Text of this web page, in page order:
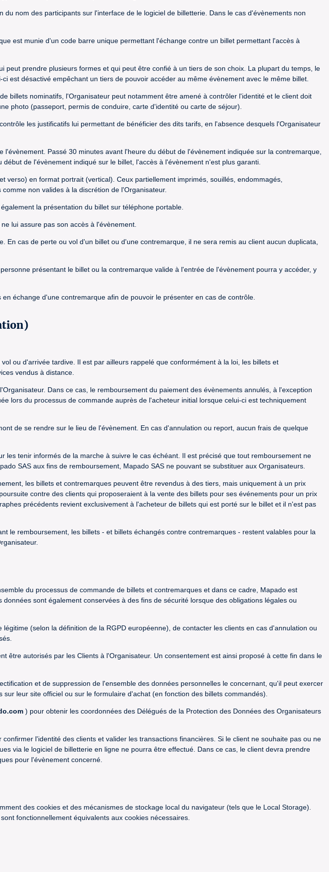
nom des participants sur l'interface de le logiciel de billetterie. Dans le cas d'évènements non
est munie d'un code barre unique permettant l'échange contre un billet permettant l'accès à
prendre plusieurs formes et qui peut être confié à un tiers de son choix. La plupart du temps, le
est désactivé empêchant un tiers de pouvoir accéder au même évènement avec le même billet.
billets nominatifs, l'Organisateur peut notamment être amené à contrôler l'identité et le client doit
photo (passeport, permis de conduire, carte d'identité ou carte de séjour).
les justificatifs lui permettant de bénéficier des dits tarifs, en l'absence desquels l'Organisateur
Passé 30 minutes avant l'heure du début de l'évènement indiquée sur la contremarque,
de l'évènement indiqué sur le billet, l'accès à l'évènement n'est plus garanti.
en format portrait (vertical). Ceux partiellement imprimés, souillés, endommagés,
non valides à la discrétion de l'Organisateur.
la présentation du billet sur téléphone portable.
lui assure pas son accès à l'évènement.
cas de perte ou vol d'un billet ou d'une contremarque, il ne sera remis au client aucun duplicata,
présentant le billet ou la contremarque valide à l'entrée de l'évènement pourra y accéder, y
échange d'une contremarque afin de pouvoir le présenter en cas de contrôle.
ou d'arrivée tardive. Il est par ailleurs rappelé que conformément à la loi, les billets et
vendus à distance.
Dans ce cas, le remboursement du paiement des évènements annulés, à l'exception
lors du processus de commande auprès de l'acheteur initial lorsque celui-ci est techniquement
de se rendre sur le lieu de l'évènement. En cas d'annulation ou report, aucun frais de quelque
tenir informés de la marche à suivre le cas échéant. Il est précisé que tout remboursement ne
SAS aux fins de remboursement, Mapado SAS ne pouvant se substituer aux Organisateurs.
les billets et contremarques peuvent être revendus à des tiers, mais uniquement à un prix
contre des clients qui proposeraient à la vente des billets pour ses événements pour un prix
précédents revient exclusivement à l'acheteur de billets qui est porté sur le billet et il n'est pas
le remboursement, les billets - et billets échangés contre contremarques - restent valables pour la
du processus de commande de billets et contremarques et dans ce cadre, Mapado est
sont également conservées à des fins de sécurité lorsque des obligations légales ou
(selon la définition de la RGPD européenne), de contacter les clients en cas d'annulation ou
autorisés par les Clients à l'Organisateur. Un consentement est ainsi proposé à cette fin dans le
et de suppression de l'ensemble des données personnelles le concernant, qu'il peut exercer
leur site officiel ou sur le formulaire d'achat (en fonction des billets commandés).
) pour obtenir les coordonnées des Délégués de la Protection des Données des Organisateurs
l'identité des clients et valider les transactions financières. Si le client ne souhaite pas ou ne
via le logiciel de billetterie en ligne ne pourra être effectué. Dans ce cas, le client devra prendre
pour l'évènement concerné.
des cookies et des mécanismes de stockage local du navigateur (tels que le Local Storage).
fonctionnellement équivalents aux cookies nécessaires.